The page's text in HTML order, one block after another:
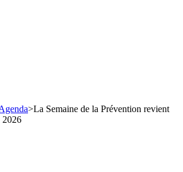
>La Semaine de la Prévention revient
2026